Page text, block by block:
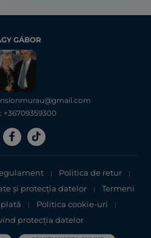
GÁBOR
+36709359300
| Politica de retur |
şi protecţia datelor |
Termeni
| Politica cookie-uri |
protecția datelor